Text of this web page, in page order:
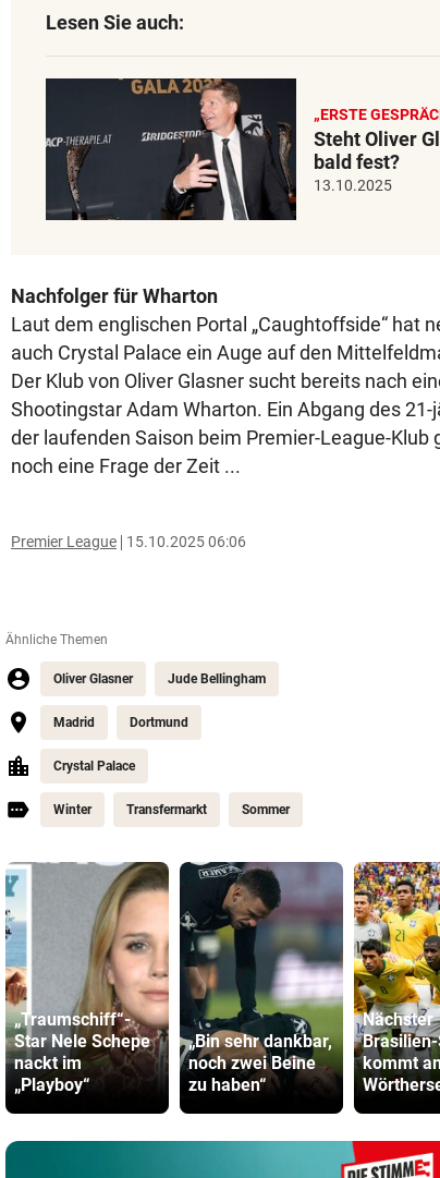
Lesen Sie auch:
„ERSTE
Steht Oliver
bald fest?
13.10.2025
Nachfolger für Wharton
Laut dem englischen Portal „Caughtoffside“ hat
auch Crystal Palace ein Auge auf den
Der Klub von Oliver Glasner sucht bereits nach
Shootingstar Adam Wharton. Ein Abgang des 21-
der laufenden Saison beim Premier-League-Klub
noch eine Frage der Zeit ...
Premier League 15.10.2025 06:06
Ähnliche Themen
Oliver Glasner Jude Bellingham
Madrid Dortmund
Crystal Palace
Winter Transfermarkt Sommer
„Traumschiff“-
Star Nele Schepe
nackt im
„Playboy“
„Bin sehr dankbar,
noch zwei Beine
zu haben“
Nächster
kommt